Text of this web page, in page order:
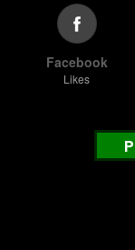
Facebook
Likes